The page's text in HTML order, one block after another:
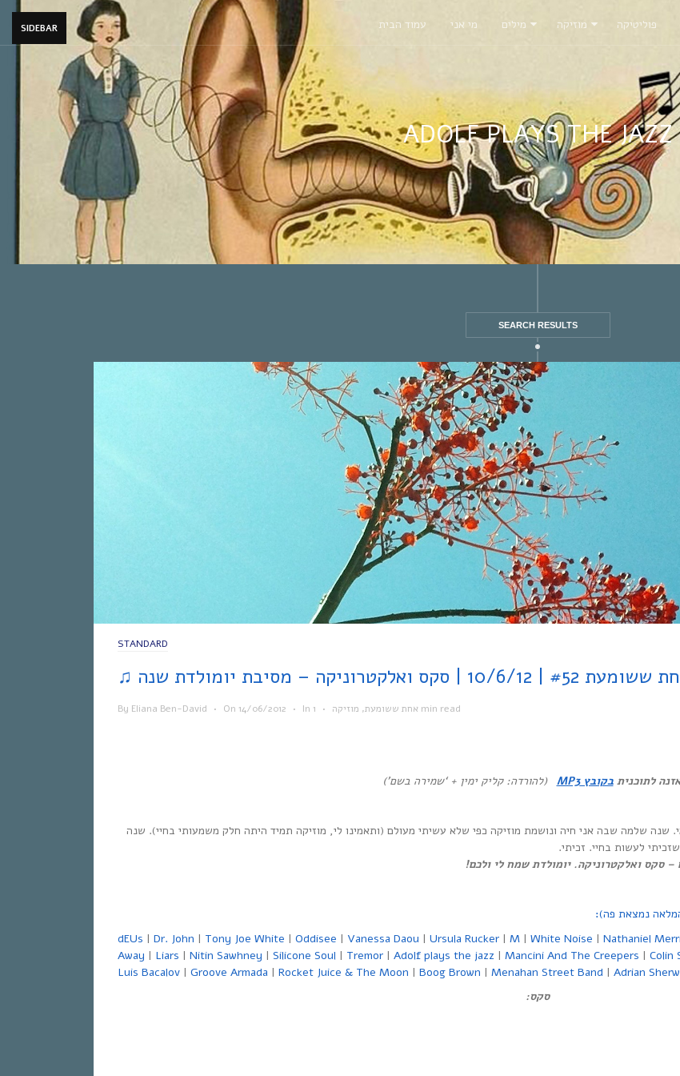
SIDEBAR עמוד הבית מי אני מילים מוזיקה פוליטיקה
ADOLF PLAYS THE JAZZ
SEARCH RESULTS
STANDARD
By Eliana Ben-David • On 14/06/2012 • In אחת ששומעת, מוזיקה • 1 min read
לתוכנית בקובץ MP3 (להורדה: קליק ימין + ‘שמירה בשם’)
שלמה שבה אני חיה ונושמת מוזיקה כפי שלא עשיתי מעולם (ותאמינו לי, מוזיקה תמיד היתה חלק משמעותי בחיי). שנה
לעשות בחיי. זכיתי.
נמצאת פה):
dEUs | Dr. John | Tony Joe White | Oddisee | Vanessa Daou | Ursula Rucker | M | White Noise | Nathaniel
Away | Liars | Nitin Sawhney | Silicone Soul | Tremor | Adolf plays the jazz | Mancini And The Creepers | Colin
Luis Bacalov | Groove Armada | Rocket Juice & The Moon | Boog Brown | Menahan Street Band | Adrian
סקס: